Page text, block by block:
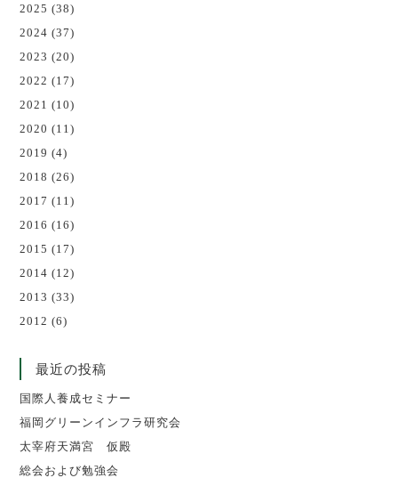
2025 (38)
2024 (37)
2023 (20)
2022 (17)
2021 (10)
2020 (11)
2019 (4)
2018 (26)
2017 (11)
2016 (16)
2015 (17)
2014 (12)
2013 (33)
2012 (6)
最近の投稿
国際人養成セミナー
福岡グリーンインフラ研究会
太宰府天満宮 仮殿
総会および勉強会